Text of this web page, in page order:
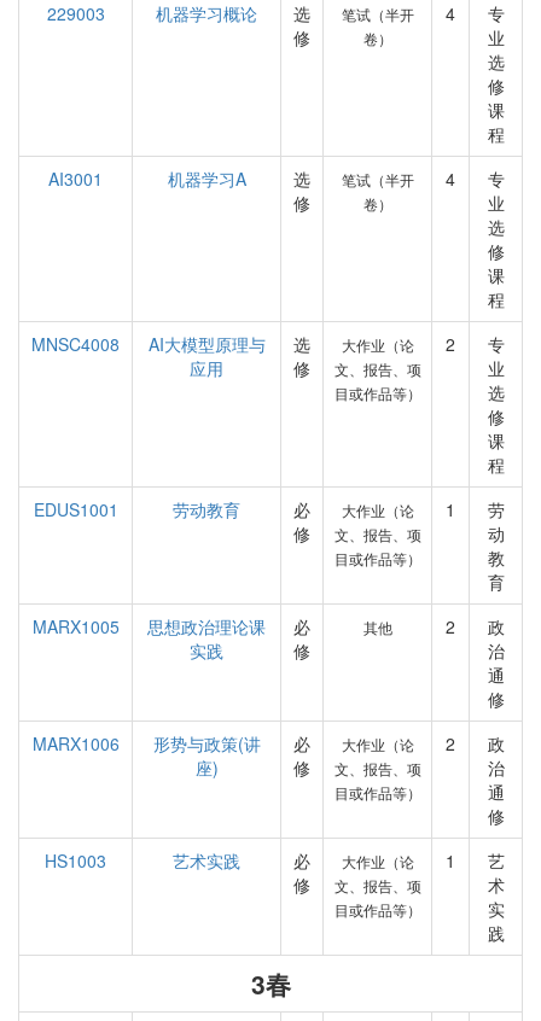
229003
机器学习概论
选
修
笔试（半开
卷）
4
专
业
选
修
课
程
AI3001
机器学习A
选
修
笔试（半开
卷）
4
专
业
选
修
课
程
MNSC4008
AI大模型原理与
应用
选
修
大作业（论
文、报告、项
目或作品等）
2
专
业
选
修
课
程
EDUS1001
劳动教育
必
修
大作业（论
文、报告、项
目或作品等）
1
劳
动
教
育
MARX1005
思想政治理论课
实践
必
修
其他 2
政
治
通
修
MARX1006
形势与政策(讲
座)
必
修
大作业（论
文、报告、项
目或作品等）
2
政
治
通
修
HS1003
艺术实践
必
修
大作业（论
文、报告、项
目或作品等）
1
艺
术
实
践
3春